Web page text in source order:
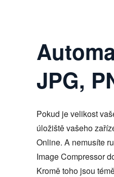
JPG,
Pokud je velikost
úložiště vašeho
Online. A nemusíte
Image Compressor
Kromě toho jsou